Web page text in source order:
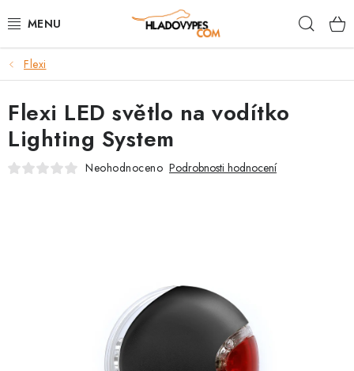
na
POTŘEBY PRO PSY
TAMI PŘEPRAVNÍ BOXY
SPORT SE PSEM
Flexi
Flexi LED světlo na vodítko
Lighting System
Neohodnoceno Podrobnosti hodnocení